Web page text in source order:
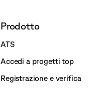
Prodotto
ATS
Accedi a progetti top
Registrazione e verifica